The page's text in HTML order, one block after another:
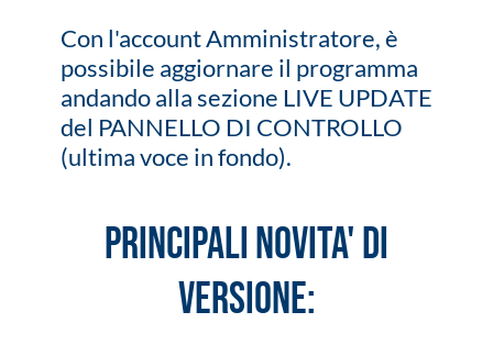
Con l'account Amministratore, è
possibile aggiornare il programma
andando alla sezione LIVE UPDATE
del PANNELLO DI CONTROLLO
(ultima voce in fondo).
PRINCIPALI NOVITA' DI
VERSIONE: